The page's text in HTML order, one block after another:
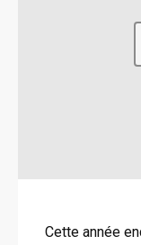
Cette année